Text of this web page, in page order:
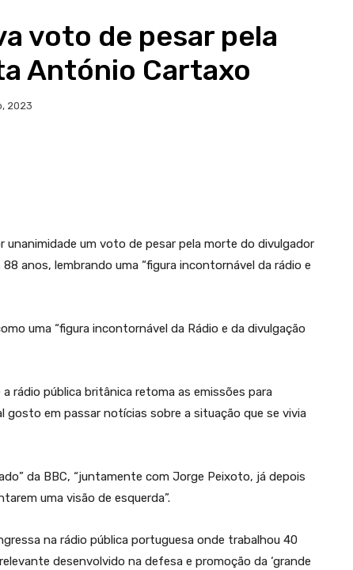
voto de pesar pela
António Cartaxo
2023
unanimidade um voto de pesar pela morte do divulgador
anos, lembrando uma “figura incontornável da rádio e
uma “figura incontornável da Rádio e da divulgação
rádio pública britânica retoma as emissões para
em passar notícias sobre a situação que se vivia
da BBC, “juntamente com Jorge Peixoto, já depois
uma visão de esquerda”.
na rádio pública portuguesa onde trabalhou 40
desenvolvido na defesa e promoção da ‘grande